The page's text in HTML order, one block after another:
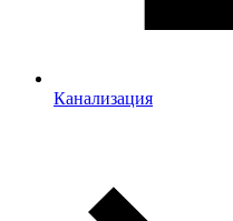
Канализация